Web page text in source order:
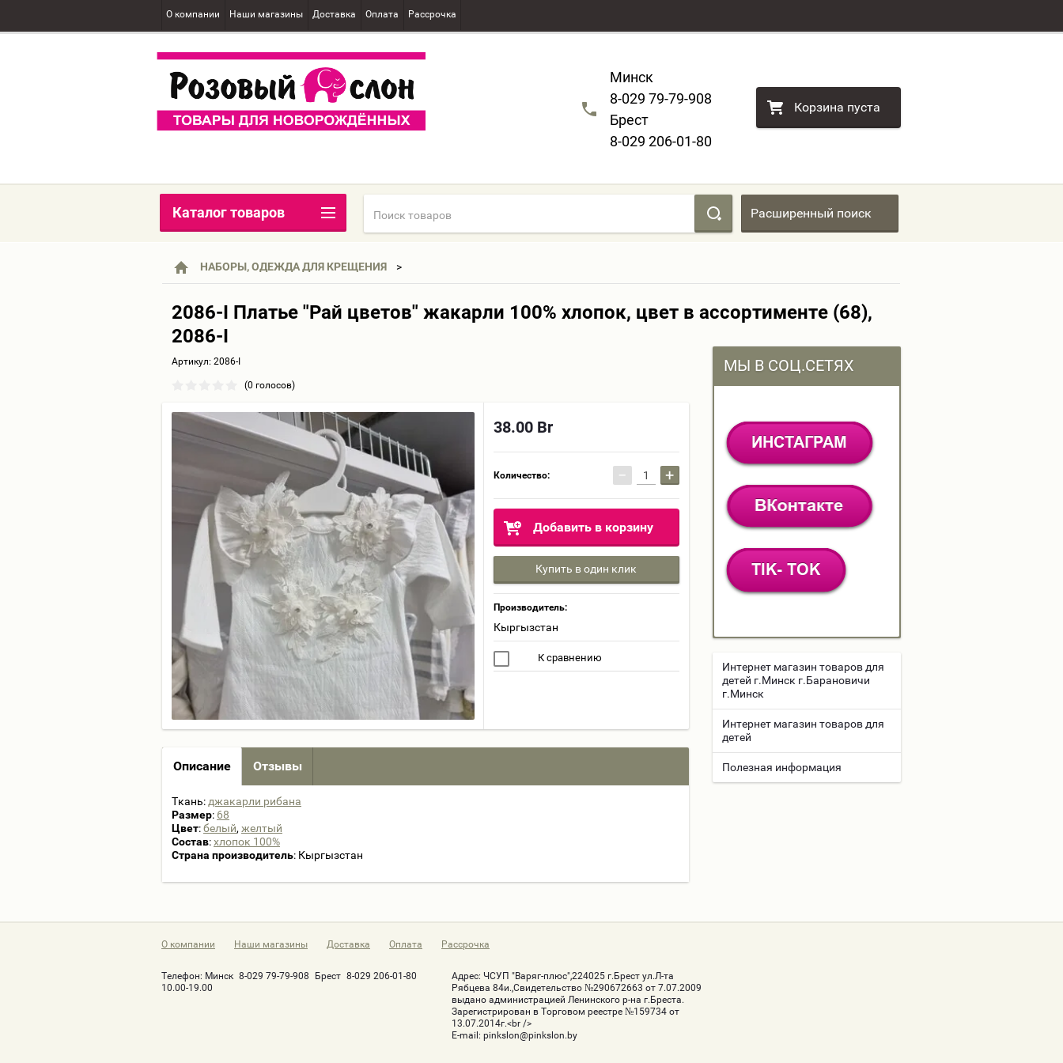
О компании Наши магазины Доставка Оплата Рассрочка
Минск
8-029 79-79-908
Брест
8-029 206-01-80
Корзина пуста
Расширенный поиск
НАБОРЫ, ОДЕЖДА ДЛЯ КРЕЩЕНИЯ
2086-I Платье "Рай цветов" жакарли 100% хлопок, цвет в ассортименте (68),
2086-I
Артикул: 2086-I
(0 голосов)
38.00Br
Количество: − +
Добавить в корзину
Купить в один клик
Производитель:
Кыргызстан
К сравнению
Описание Отзывы
Ткань: джакарли рибана
Размер: 68
Цвет:белый, желтый
Состав:хлопок 100%
Страна производитель: Кыргызстан
Каталог товаров
МЫ В СОЦ.СЕТЯХ
Интернет магазин товаров для
детей г.Минск г.Барановичи
г.Минск
Интернет магазин товаров для
детей
Полезная информация
О компании Наши магазины Доставка Оплата Рассрочка
Телефон: Минск 8-029 79-79-908 Брест 8-029 206-01-80
10.00-19.00
Адрес: ЧСУП "Варяг-плюс",224025 г.Брест ул.Л-та
Рябцева 84и.,Свидетельство №290672663 от 7.07.2009
выдано администрацией Ленинского р-на г.Бреста.
Зарегистрирован в Торговом реестре №159734 от
13.07.2014г.<br />
Е-mail: pinkslon@pinkslon.by